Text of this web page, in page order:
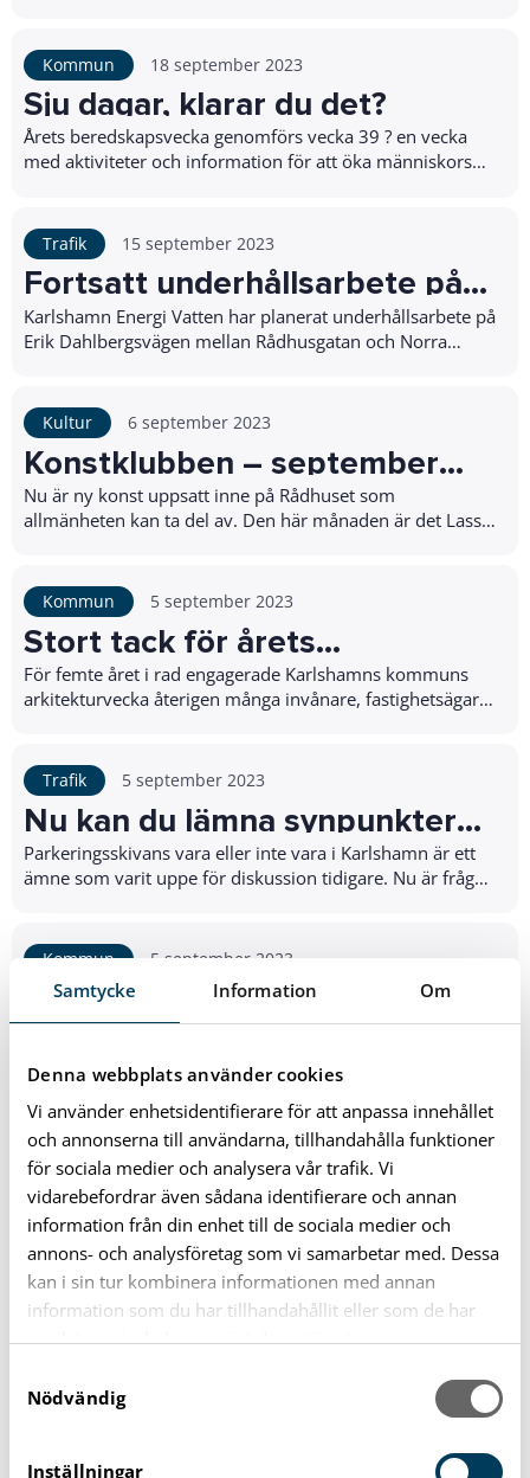
Samtycke Information Om
Denna webbplats använder cookies
Vi använder enhetsidentifierare för att anpassa innehållet
och annonserna till användarna, tillhandahålla funktioner
för sociala medier och analysera vår trafik. Vi
vidarebefordrar även sådana identifierare och annan
information från din enhet till de sociala medier och
annons- och analysföretag som vi samarbetar med. Dessa
kan i sin tur kombinera informationen med annan
information som du har tillhandahållit eller som de har
samlat in när du har använt deras tjänster.
Nödvändig
Inställningar
Kommun 18 september 2023
Sju dagar, klarar du det?
Årets beredskapsvecka genomförs vecka 39 ? en vecka
med aktiviteter och information för att öka människors
Trafik 15 september 2023
Fortsatt underhållsarbete på
Erik Dahlbergsvägen
Karlshamn Energi Vatten har planerat underhållsarbete på
Erik Dahlbergsvägen mellan Rådhusgatan och Norra
Kultur 6 september 2023
Konstklubben – september
månads utställare
Nu är ny konst uppsatt inne på Rådhuset som
allmänheten kan ta del av. Den här månaden är det Lasse
Kommun 5 september 2023
Stort tack för årets
arkitekturvecka
För femte året i rad engagerade Karlshamns kommuns
arkitekturvecka återigen många invånare, fastighetsägare,
Trafik 5 september 2023
Nu kan du lämna synpunkter
på förslaget om p-skiva
Parkeringsskivans vara eller inte vara i Karlshamn är ett
ämne som varit uppe för diskussion tidigare. Nu är frågan
Kommun 5 september 2023
Näringslivsveckan är tillbaka!
Den 16 oktober går startskottet för årets
föreläsningar, företagsbesök, rundvandringar och mycket
me...
Kategorier
Förskola och Skola
Bo, Trafik och Miljö 153